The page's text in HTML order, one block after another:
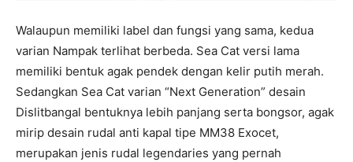
Walaupun memiliki label dan fungsi yang sama, kedua
varian Nampak terlihat berbeda. Sea Cat versi lama
memiliki bentuk agak pendek dengan kelir putih merah.
Sedangkan Sea Cat varian “Next Generation” desain
Dislitbangal bentuknya lebih panjang serta bongsor, agak
mirip desain rudal anti kapal tipe MM38 Exocet,
merupakan jenis rudal legendaries yang pernah